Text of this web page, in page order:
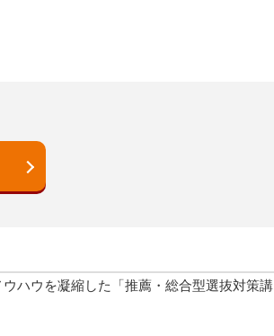
ハウを凝縮した「推薦・総合型選抜対策講